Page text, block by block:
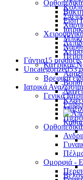
Είδη
Κατ'οίκον
Ομορφιά -
Γάντια15 products
Uncategorized53
Βρεφικά
Ιατρικά
Γενικά